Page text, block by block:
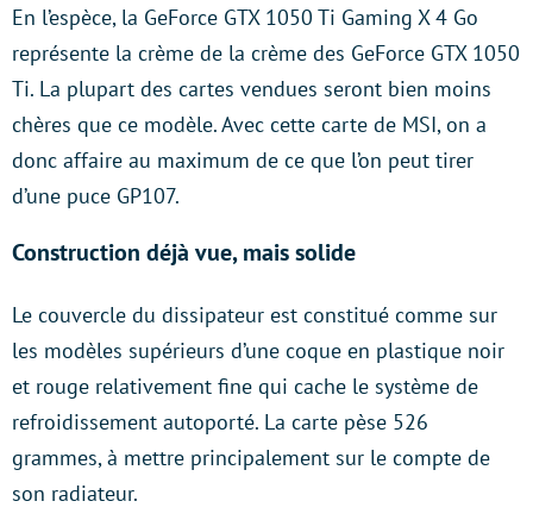
En l’espèce, la GeForce GTX 1050 Ti Gaming X 4 Go
représente la crème de la crème des GeForce GTX 1050
Ti. La plupart des cartes vendues seront bien moins
chères que ce modèle. Avec cette carte de MSI, on a
donc affaire au maximum de ce que l’on peut tirer
d’une puce GP107.
Construction déjà vue, mais solide
Le couvercle du dissipateur est constitué comme sur
les modèles supérieurs d’une coque en plastique noir
et rouge relativement fine qui cache le système de
refroidissement autoporté. La carte pèse 526
grammes, à mettre principalement sur le compte de
son radiateur.